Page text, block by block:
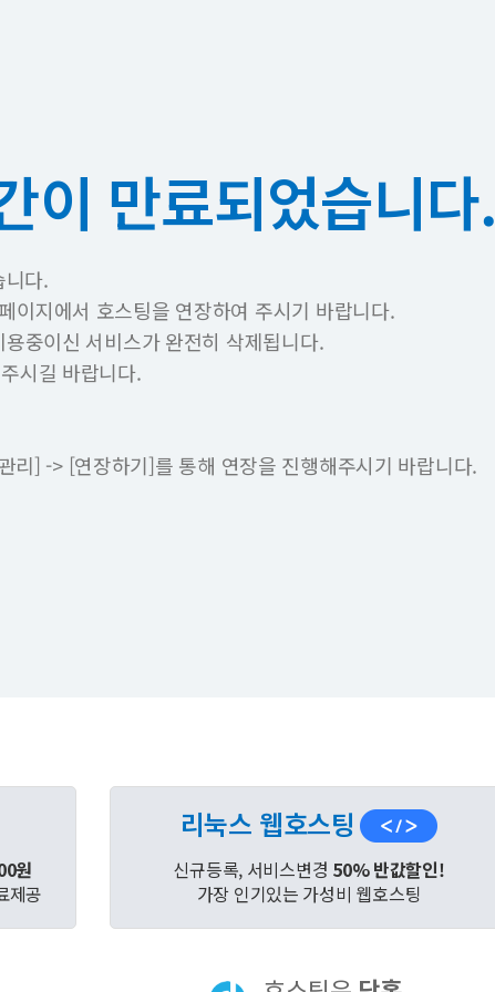
이 만료되었습니다.
다.
이지에서 호스팅을 연장하여 주시기 바랍니다.
중이신 서비스가 완전히 삭제됩니다.
시길 바랍니다.
리] -> [연장하기]를 통해 연장을 진행해주시기 바랍니다.
원
제공
리눅스 웹호스팅
신규등록, 서비스변경 50% 반값할인!
가장 인기있는 가성비 웹호스팅